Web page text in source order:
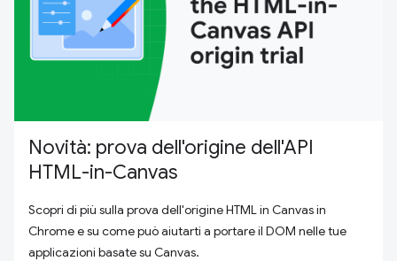
Novità: prova dell'origine dell'API
HTML-in-Canvas
Scopri di più sulla prova dell'origine HTML in Canvas in
Chrome e su come può aiutarti a portare il DOM nelle tue
applicazioni basate su Canvas.